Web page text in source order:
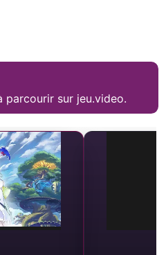
parcourir sur jeu.video.